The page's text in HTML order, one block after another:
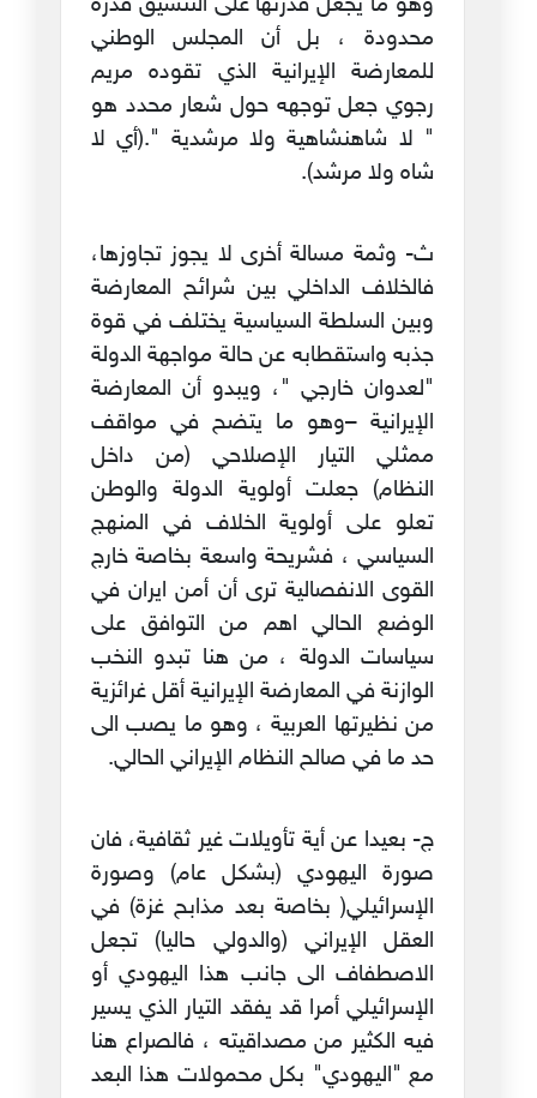
محدودة ، بل أن المجلس الوطني
للمعارضة الإيرانية الذي تقوده مريم
رجوي جعل توجهه حول شعار محدد هو
" لا شاهنشاهية ولا مرشدية ".(أي لا
شاه ولا مرشد).
ث‌- وثمة مسالة أخرى لا يجوز تجاوزها،
فالخلاف الداخلي بين شرائح المعارضة
وبين السلطة السياسية يختلف في قوة
جذبه واستقطابه عن حالة مواجهة الدولة
"لعدوان خارجي "، ويبدو أن المعارضة
الإيرانية –وهو ما يتضح في مواقف
ممثلي التيار الإصلاحي (من داخل
النظام) جعلت أولوية الدولة والوطن
تعلو على أولوية الخلاف في المنهج
السياسي ، فشريحة واسعة بخاصة خارج
القوى الانفصالية ترى أن أمن ايران في
الوضع الحالي اهم من التوافق على
سياسات الدولة ، من هنا تبدو النخب
الوازنة في المعارضة الإيرانية أقل غرائزية
من نظيرتها العربية ، وهو ما يصب الى
حد ما في صالح النظام الإيراني الحالي.
ج‌- بعيدا عن أية تأويلات غير ثقافية، فان
صورة اليهودي (بشكل عام) وصورة
الإسرائيلي( بخاصة بعد مذابح غزة) في
العقل الإيراني (والدولي حاليا) تجعل
الاصطفاف الى جانب هذا اليهودي أو
الإسرائيلي أمرا قد يفقد التيار الذي يسير
فيه الكثير من مصداقيته ، فالصراع هنا
مع "اليهودي" بكل محمولات هذا البعد